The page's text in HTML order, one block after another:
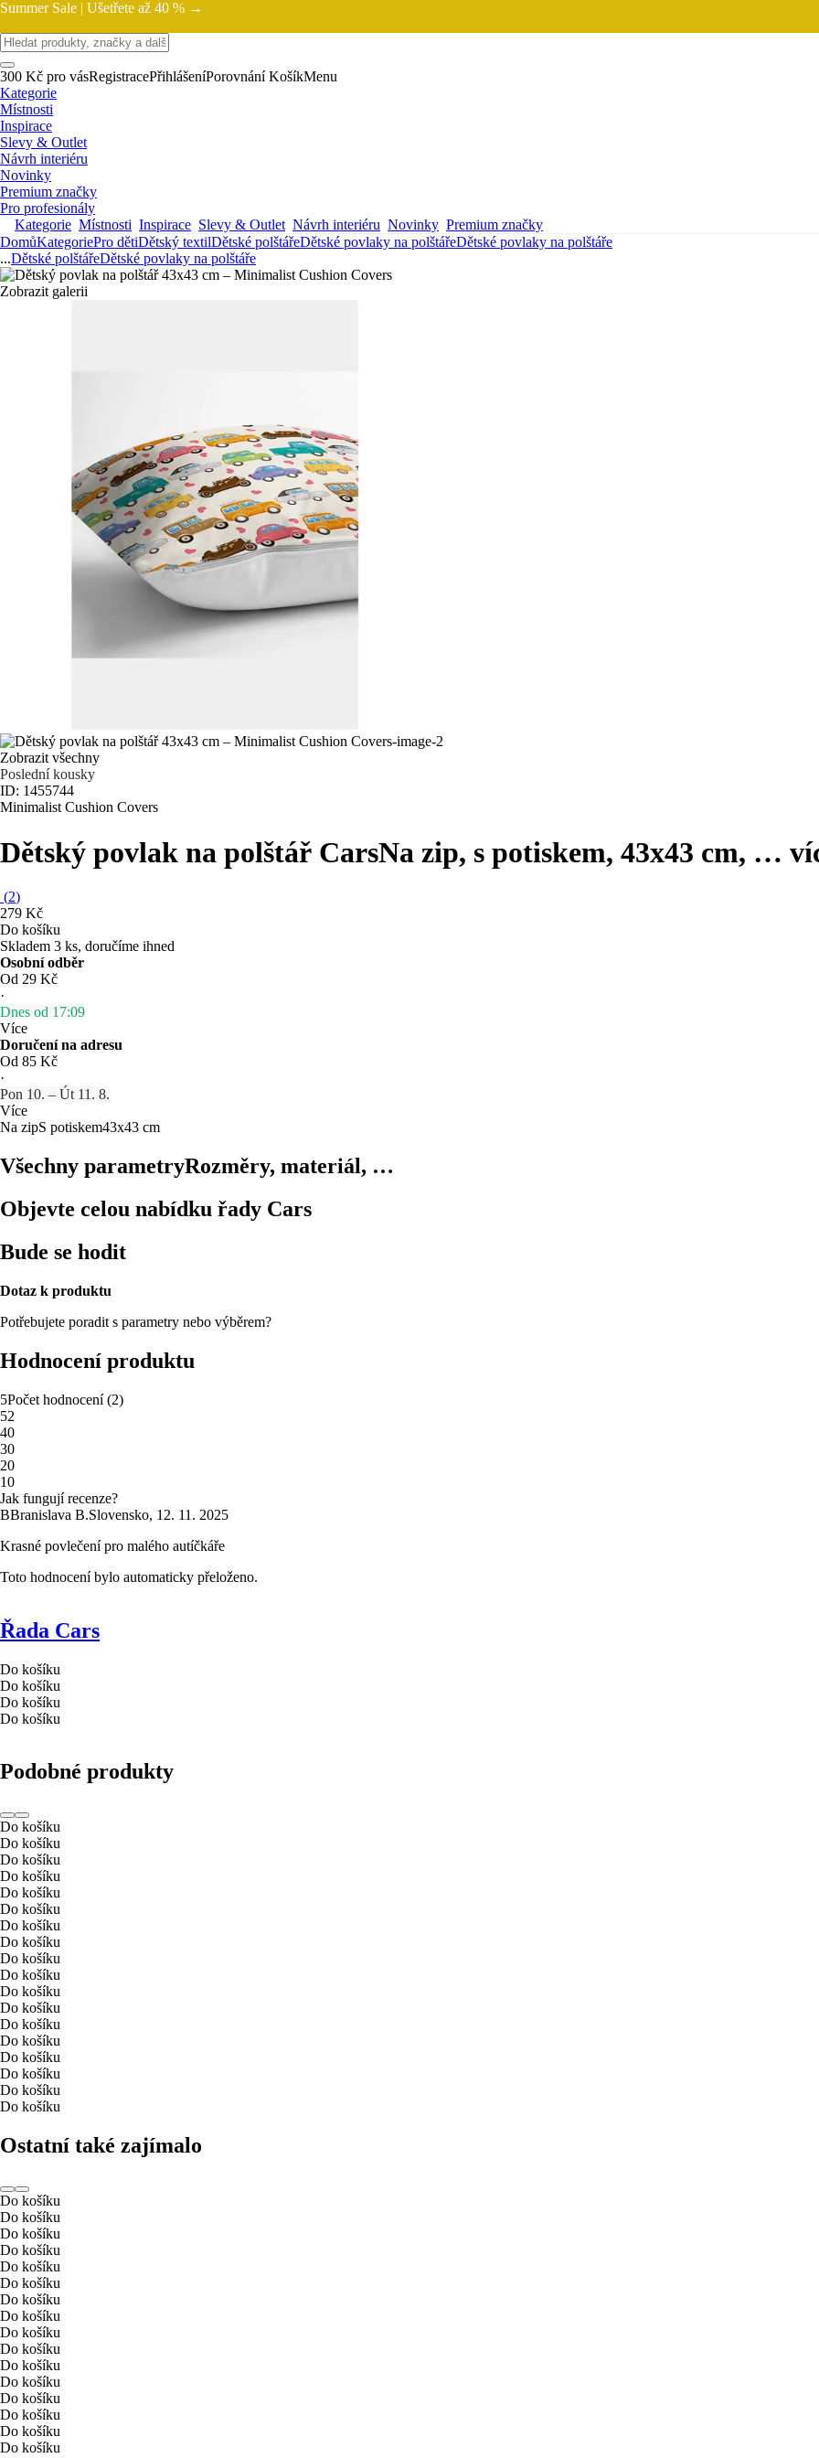
Summer Sale | Ušetřete až 40 % →
300 Kč pro vásRegistracePřihlášeníPorovnání KošíkMenu
Kategorie
Místnosti
Inspirace
Slevy & Outlet
Návrh interiéru
Novinky
Premium značky
Pro profesionály
Kategorie Místnosti Inspirace Slevy & Outlet Návrh interiéru Novinky Premium značky
DomůKategoriePro dětiDětský textilDětské polštářeDětské povlaky na polštářeDětské povlaky na polštáře
...Dětské polštářeDětské povlaky na polštáře
Zobrazit galerii
Zobrazit všechny
Poslední kousky
ID: 1455744
Minimalist Cushion Covers
Dětský povlak na polštář CarsNa zip, s potiskem, 43x43 cm, …
(2)
279 Kč
Do košíku
Skladem 3 ks, doručíme ihned
Osobní odběr
Od 29 Kč
·
Dnes od 17:09
Více
Doručení na adresu
Od 85 Kč
·
Pon 10. – Út 11. 8.
Více
Na zipS potiskem43x43 cm
Všechny parametryRozměry, materiál, …
Objevte celou nabídku řady Cars
Bude se hodit
Dotaz k produktu
Potřebujete poradit s parametry nebo výběrem?
Hodnocení produktu
5Počet hodnocení(2)
52
40
30
20
10
Jak fungují recenze?
BBranislava B.Slovensko, 12. 11. 2025
Krasné povlečení pro malého autíčkáře
Toto hodnocení bylo automaticky přeloženo.
Řada Cars
Do košíku
Do košíku
Do košíku
Do košíku
Podobné produkty
Do košíku
Do košíku
Do košíku
Do košíku
Do košíku
Do košíku
Do košíku
Do košíku
Do košíku
Do košíku
Do košíku
Do košíku
Do košíku
Do košíku
Do košíku
Do košíku
Do košíku
Do košíku
Ostatní také zajímalo
Do košíku
Do košíku
Do košíku
Do košíku
Do košíku
Do košíku
Do košíku
Do košíku
Do košíku
Do košíku
Do košíku
Do košíku
Do košíku
Do košíku
Do košíku
Do košíku